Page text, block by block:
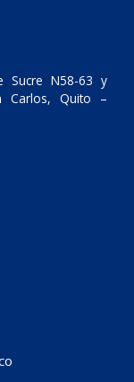
Sucre N58-63 y
Carlos, Quito –